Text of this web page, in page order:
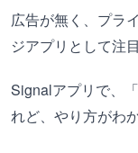
広告が無く、プラ
ジアプリとして注
Signalアプリで、
れど、やり方がわ